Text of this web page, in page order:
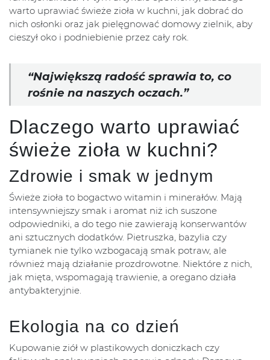
warto uprawiać świeże zioła w kuchni, jak dobrać do
nich osłonki oraz jak pielęgnować domowy zielnik, aby
cieszył oko i podniebienie przez cały rok.
“Największą radość sprawia to, co
rośnie na naszych oczach.”
Dlaczego warto uprawiać
świeże zioła w kuchni?
Zdrowie i smak w jednym
Świeże zioła to bogactwo witamin i minerałów. Mają
intensywniejszy smak i aromat niż ich suszone
odpowiedniki, a do tego nie zawierają konserwantów
ani sztucznych dodatków. Pietruszka, bazylia czy
tymianek nie tylko wzbogacają smak potraw, ale
również mają działanie prozdrowotne. Niektóre z nich,
jak mięta, wspomagają trawienie, a oregano działa
antybakteryjnie.
Ekologia na co dzień
Kupowanie ziół w plastikowych doniczkach czy